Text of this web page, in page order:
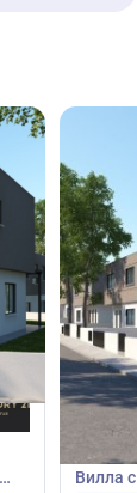
€475
Вилла